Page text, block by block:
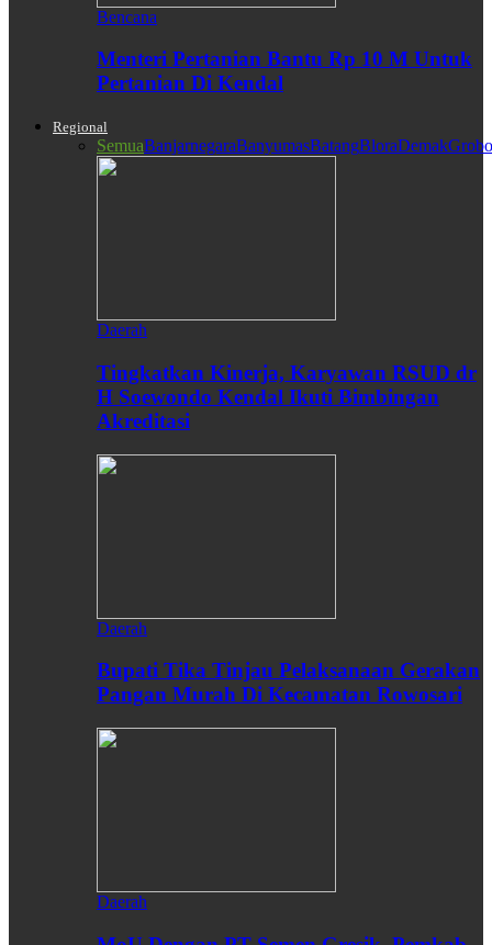
Bencana
Menteri Pertanian Bantu Rp 10 M Untuk
Pertanian Di Kendal
Regional
SemuaBanjarnegaraBanyumasBatangBloraDemak
Daerah
Tingkatkan Kinerja, Karyawan RSUD dr
H Soewondo Kendal Ikuti Bimbingan
Akreditasi
Daerah
Bupati Tika Tinjau Pelaksanaan Gerakan
Pangan Murah Di Kecamatan Rowosari
Daerah